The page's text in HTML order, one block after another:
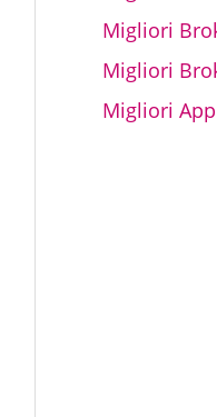
Migliori
Migliori
Migliori